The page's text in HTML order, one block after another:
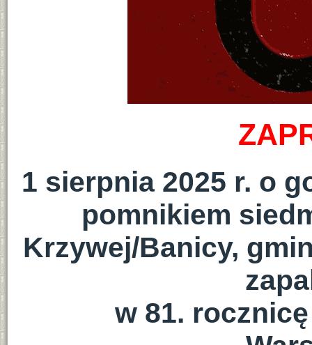
1 sierpnia 2025 r. o
pomnikiem
Krzywej/Banicy,
w 81.